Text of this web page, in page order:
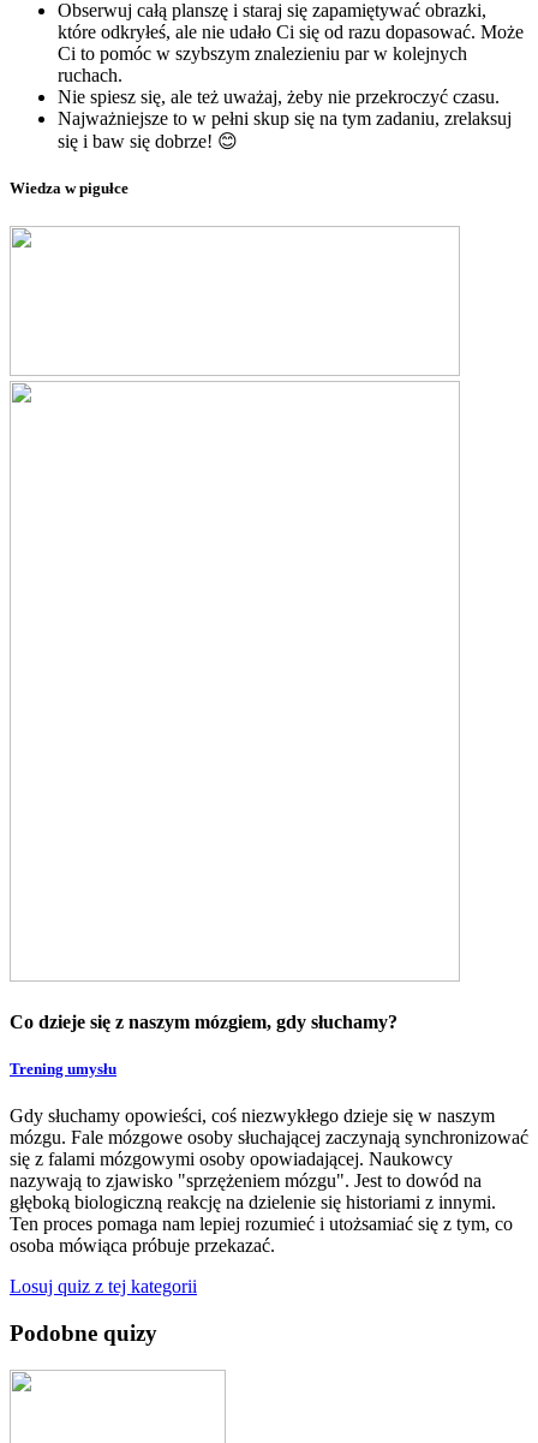
Obserwuj całą planszę i staraj się zapamiętywać obrazki,
które odkryłeś, ale nie udało Ci się od razu dopasować. Może
Ci to pomóc w szybszym znalezieniu par w kolejnych
ruchach.
Nie spiesz się, ale też uważaj, żeby nie przekroczyć czasu.
Najważniejsze to w pełni skup się na tym zadaniu, zrelaksuj
się i baw się dobrze! 😊
Wiedza w pigułce
Co dzieje się z naszym mózgiem, gdy słuchamy?
Trening umysłu
Gdy słuchamy opowieści, coś niezwykłego dzieje się w naszym
mózgu. Fale mózgowe osoby słuchającej zaczynają synchronizować
się z falami mózgowymi osoby opowiadającej. Naukowcy
nazywają to zjawisko "sprzężeniem mózgu". Jest to dowód na
głęboką biologiczną reakcję na dzielenie się historiami z innymi.
Ten proces pomaga nam lepiej rozumieć i utożsamiać się z tym, co
osoba mówiąca próbuje przekazać.
Losuj quiz z tej kategorii
Podobne quizy